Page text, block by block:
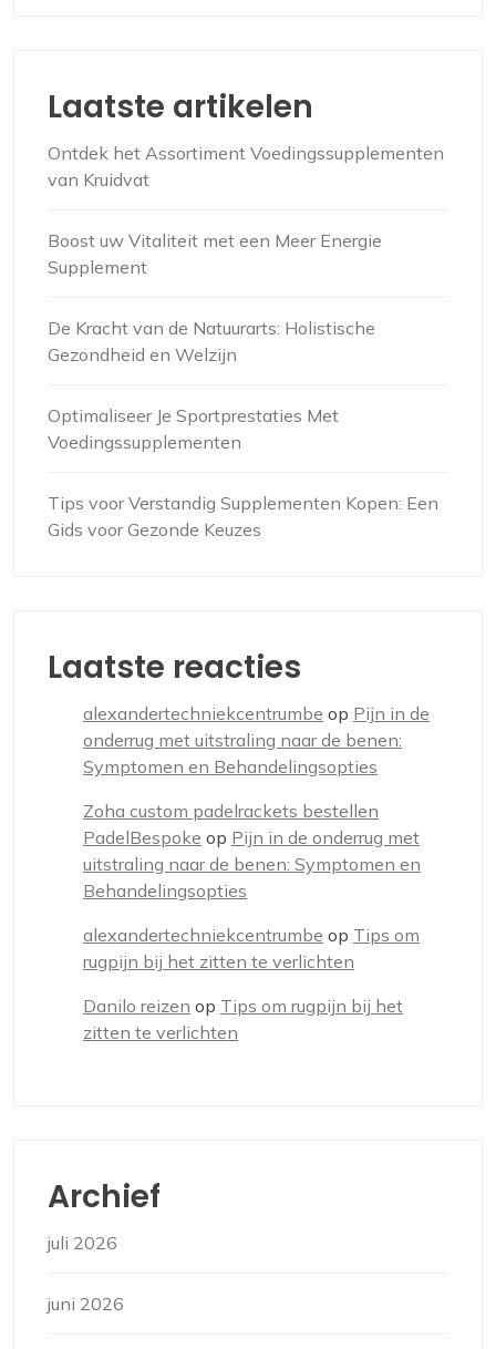
Laatste artikelen
Ontdek het Assortiment Voedingssupplementen
van Kruidvat
Boost uw Vitaliteit met een Meer Energie
Supplement
De Kracht van de Natuurarts: Holistische
Gezondheid en Welzijn
Optimaliseer Je Sportprestaties Met
Voedingssupplementen
Tips voor Verstandig Supplementen Kopen: Een
Gids voor Gezonde Keuzes
Laatste reacties
alexandertechniekcentrumbe op Pijn in de
onderrug met uitstraling naar de benen:
Symptomen en Behandelingsopties
Zoha custom padelrackets bestellen
PadelBespoke op Pijn in de onderrug met
uitstraling naar de benen: Symptomen en
Behandelingsopties
alexandertechniekcentrumbe op Tips om
rugpijn bij het zitten te verlichten
Danilo reizen op Tips om rugpijn bij het
zitten te verlichten
Archief
juli 2026
juni 2026